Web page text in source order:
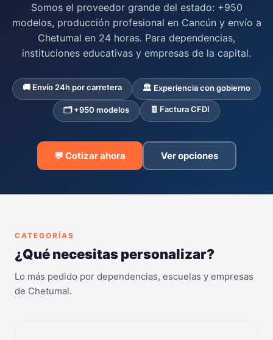
Somos el proveedor grande del estado: +950
modelos, producción profesional en Cancún y envío a
Chetumal en 24 horas. Para dependencias,
instituciones educativas y empresas de la capital.
🚚 Envío 24h por carretera 🏛️ Experiencia con gobierno
🗂️ +950 modelos 🧾 Factura CFDI
💬 Cotizar ahora Ver opciones
CATEGORÍAS
¿Qué necesitas personalizar?
Lo más pedido por dependencias, escuelas y empresas
de Chetumal.